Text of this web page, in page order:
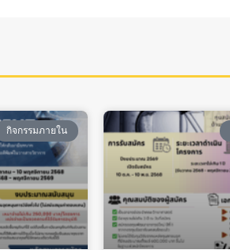
กิจกรรมภายใน